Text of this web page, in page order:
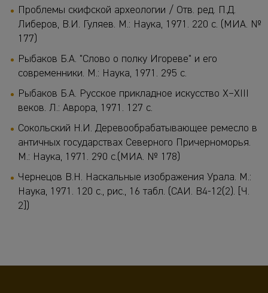
Проблемы скифской археологии / Отв. ред. П.Д.
Либеров, В.И. Гуляев. М.: Наука, 1971. 220 с. (МИА. №
177)
Рыбаков Б.А. "Слово о полку Игореве" и его
современники. М.: Наука, 1971. 295 с.
Рыбаков Б.А. Русское прикладное искусство X–XIII
веков. Л.: Аврора, 1971. 127 с.
Сокольский Н.И. Деревообрабатывающее ремесло в
античных государствах Северного Причерноморья.
М.: Наука, 1971. 290 с.(МИА. № 178)
Чернецов В.Н. Наскальные изображения Урала. М.:
Наука, 1971. 120 с., рис., 16 табл. (САИ. В4-12(2). [Ч.
2])